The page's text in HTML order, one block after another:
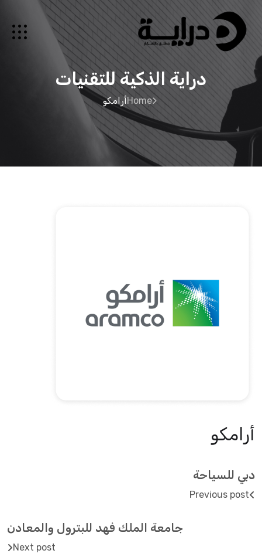
دراية الذكية للتقنيات
Homeأرامكو
أرامكو
دبي للسياحة
Previous post
جامعة الملك فهد للبترول والمعادن
Next post